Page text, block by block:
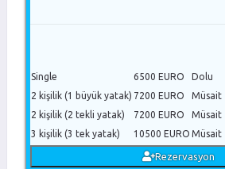
Single 6500 EURO
Dolu
2 kişilik (1 büyük yatak) 7200 EURO
Müsait
2 kişilik (2 tekli yatak)
7200 EURO
Müsait
3 kişilik (3 tek yatak)
10500 EURO Müsait
Rezervasyon